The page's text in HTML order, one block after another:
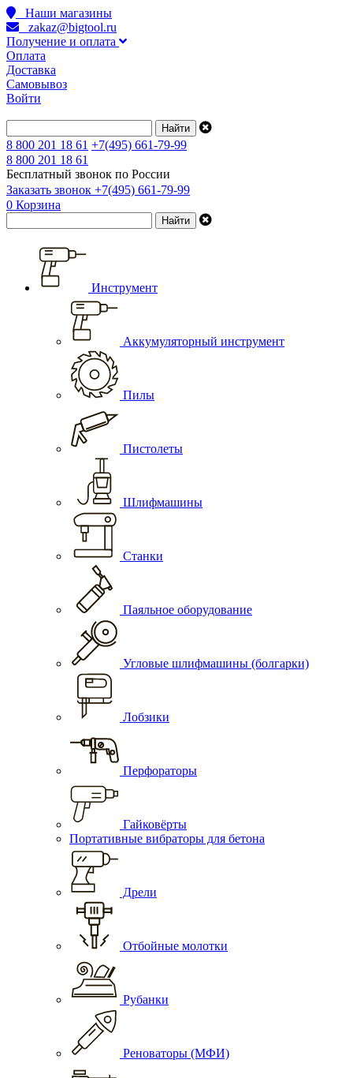
Наши магазины
zakaz@bigtool.ru
Получение и оплата
Оплата
Доставка
Самовывоз
Войти
8 800 201 18 61 +7(495) 661-79-99
8 800 201 18 61
Бесплатный звонок по России
Заказать звонок +7(495) 661-79-99
0 Корзина
Инструмент
Аккумуляторный инструмент
Пилы
Пистолеты
Шлифмашины
Станки
Паяльное оборудование
Угловые шлифмашины (болгарки)
Лобзики
Перфораторы
Гайковёрты
Портативные вибраторы для бетона
Дрели
Отбойные молотки
Рубанки
Реноваторы (МФИ)